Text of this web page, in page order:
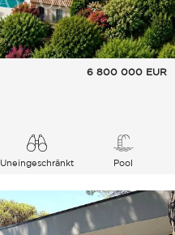
6 800 000 EUR
Uneingeschränkt
Pool